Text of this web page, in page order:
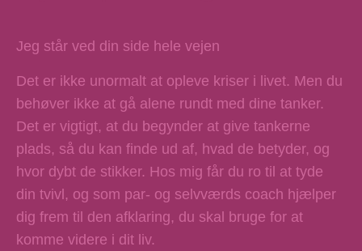
Jeg står ved din side hele vejen
Det er ikke unormalt at opleve kriser i livet. Men du
behøver ikke at gå alene rundt med dine tanker.
Det er vigtigt, at du begynder at give tankerne
plads, så du kan finde ud af, hvad de betyder, og
hvor dybt de stikker. Hos mig får du ro til at tyde
din tvivl, og som par- og selvværds coach hjælper
dig frem til den afklaring, du skal bruge for at
komme videre i dit liv.